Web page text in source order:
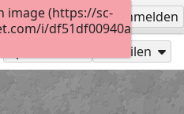
Registrieren Anmelden
Teilen
image (https://sc-
i/